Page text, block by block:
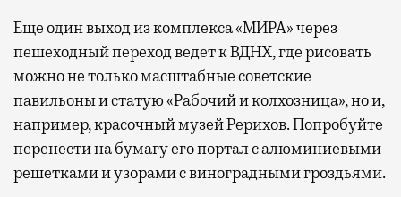
Еще один выход из комплекса «МИРА» через
пешеходный переход ведет к ВДНХ, где рисовать
можно не только масштабные советские
павильоны и статую «Рабочий и колхозница», но и,
например, красочный музей Рерихов. Попробуйте
перенести на бумагу его портал с алюминиевыми
решетками и узорами с виноградными гроздьями.